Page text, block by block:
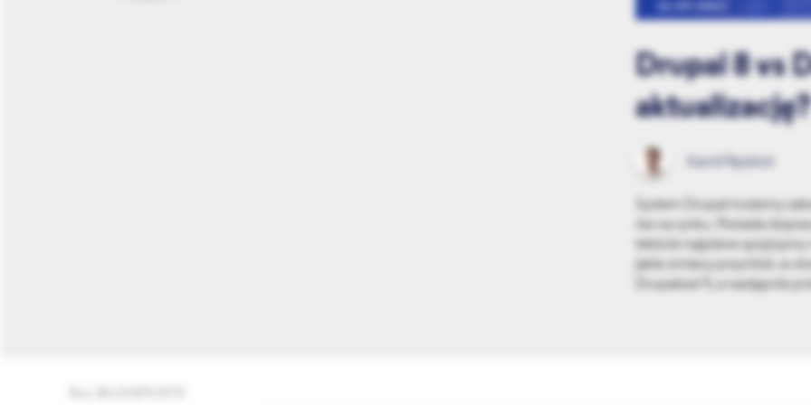
Drupal 8 vs
aktualizację?
System Drupal możemy
ów na rynku. Posiada
tekście najpierw
jakie zmiany przyniósł, w
Drupalowi 9, a następnie